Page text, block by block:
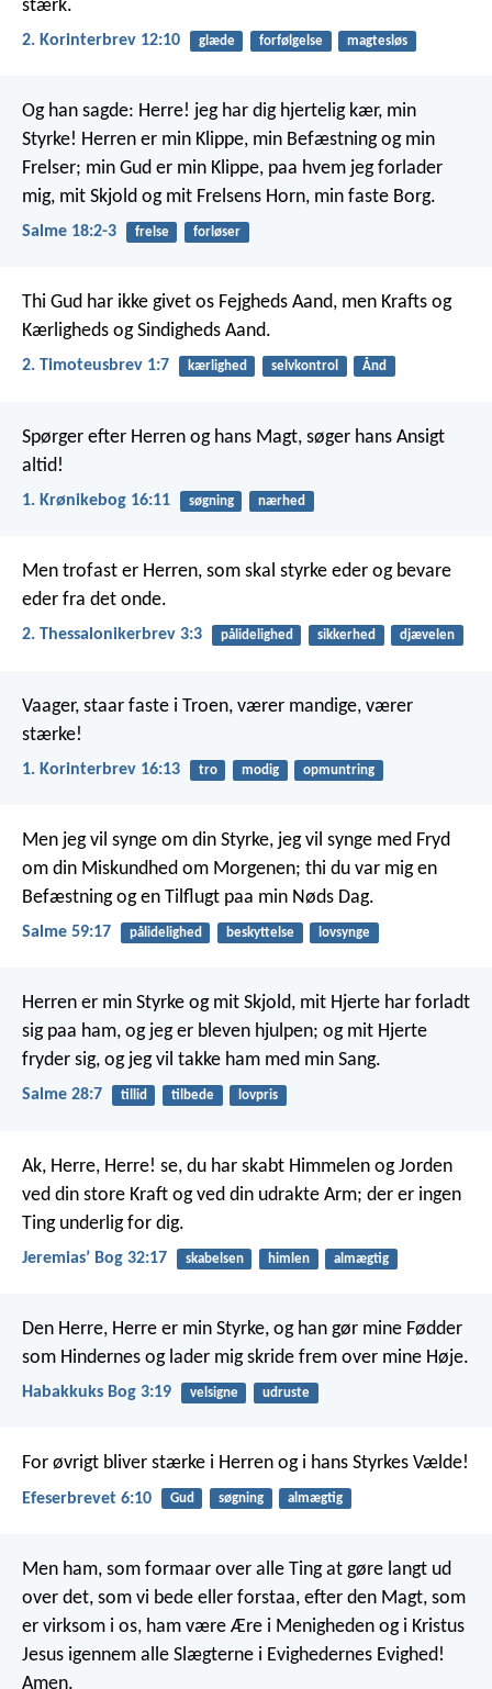
stærk.
2. Korinterbrev 12:10 glæde forfølgelse magtesløs
Og han sagde: Herre! jeg har dig hjertelig kær, min
Styrke! Herren er min Klippe, min Befæstning og min
Frelser; min Gud er min Klippe, paa hvem jeg forlader
mig, mit Skjold og mit Frelsens Horn, min faste Borg.
Salme 18:2-3 frelse forløser
Thi Gud har ikke givet os Fejgheds Aand, men Krafts og
Kærligheds og Sindigheds Aand.
2. Timoteusbrev 1:7 kærlighed selvkontrol Ånd
Spørger efter Herren og hans Magt, søger hans Ansigt
altid!
1. Krønikebog 16:11 søgning nærhed
Men trofast er Herren, som skal styrke eder og bevare
eder fra det onde.
2. Thessalonikerbrev 3:3 pålidelighed sikkerhed djævelen
Vaager, staar faste i Troen, værer mandige, værer
stærke!
1. Korinterbrev 16:13 tro modig opmuntring
Men jeg vil synge om din Styrke, jeg vil synge med Fryd
om din Miskundhed om Morgenen; thi du var mig en
Befæstningog en Tilflugt paa min Nøds Dag.
Salme 59:17 pålidelighed beskyttelse lovsynge
Herren er min Styrke og mit Skjold, mit Hjerte har forladt
sig paa ham, og jeg er bleven hjulpen; og mit Hjerte
fryder sig, og jeg vil takke ham med min Sang.
Salme 28:7 tillid tilbede lovpris
Ak, Herre, Herre! se, du har skabt Himmelen og Jorden
ved din store Kraft og ved din udrakte Arm; der er ingen
Ting underlig for dig.
Jeremiasʼ Bog 32:17 skabelsen himlen almægtig
Den Herre, Herre er min Styrke, og han gør mine Fødder
som Hindernes og lader mig skride frem over mine Høje.
Habakkuks Bog 3:19 velsigne udruste
For øvrigt bliver stærke i Herren og i hans Styrkes Vælde!
Efeserbrevet 6:10 Gud søgning almægtig
Men ham, som formaar over alle Ting at gøre langt ud
over det, som vi bede eller forstaa, efter den Magt, som
er virksom i os, ham være Ære i Menigheden og i Kristus
Jesus igennem alle Slægterne i Evighedernes Evighed!
Amen.